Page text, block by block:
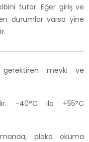
tutar. Eğer giriş ve
durumlar varsa yine
gerektiren mevki ve
-40°C ila +55°C
plaka okuma